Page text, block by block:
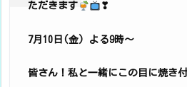
ただきます ❣
7月10日(金) よる9時〜
皆さん！私と一緒にこの目に焼き